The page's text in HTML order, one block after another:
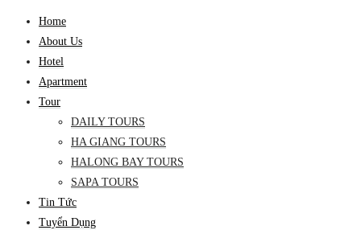
Home
About Us
Hotel
Apartment
Tour
DAILY TOURS
HA GIANG TOURS
HALONG BAY TOURS
SAPA TOURS
Tin Tức
Tuyển Dụng